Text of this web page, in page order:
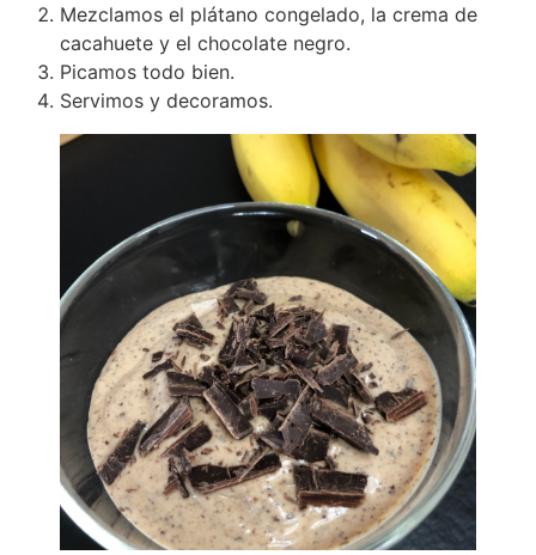
Mezclamos el plátano congelado, la crema de
cacahuete y el chocolate negro.
Picamos todo bien.
Servimos y decoramos.